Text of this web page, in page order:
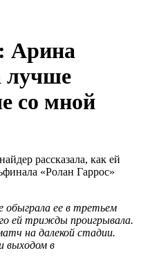
Арина
лучше
со мной
рассказала, как ей
«Ролан Гаррос»
ее в третьем
ей трижды проигрывала.
на далекой стадии.
выходом в